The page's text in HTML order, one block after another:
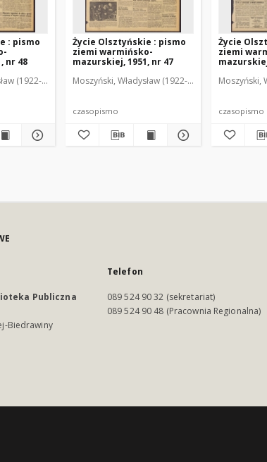
: pismo
nr 48
(1922-2001). Red. Mroczkowski, Włodzimierz (1902-1971). Red.
Życie Olsztyńskie : pismo
ziemi warmińsko-
mazurskiej, 1951, nr 47
Moszyński, Władysław (1922-2001). Red.
czasopismo
Życie
ziemi
Moszyński,
czasopismo
Publiczna
Biedrawiny
Telefon
089 524 90 32 (sekretariat)
089 524 90 48 (Pracownia Regionalna)